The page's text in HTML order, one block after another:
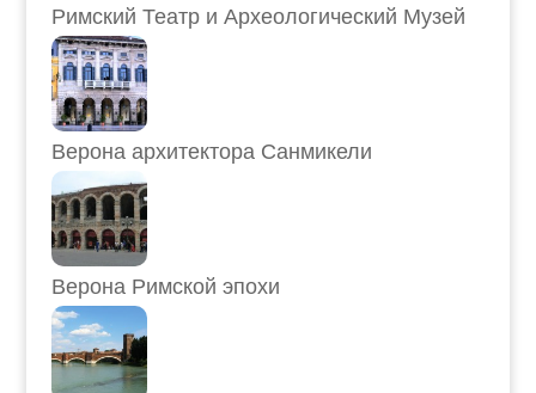
Римский Театр и Археологический Музей
Верона архитектора Санмикели
Верона Римской эпохи